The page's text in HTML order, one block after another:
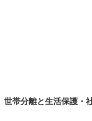
世帯分離と生活保護・